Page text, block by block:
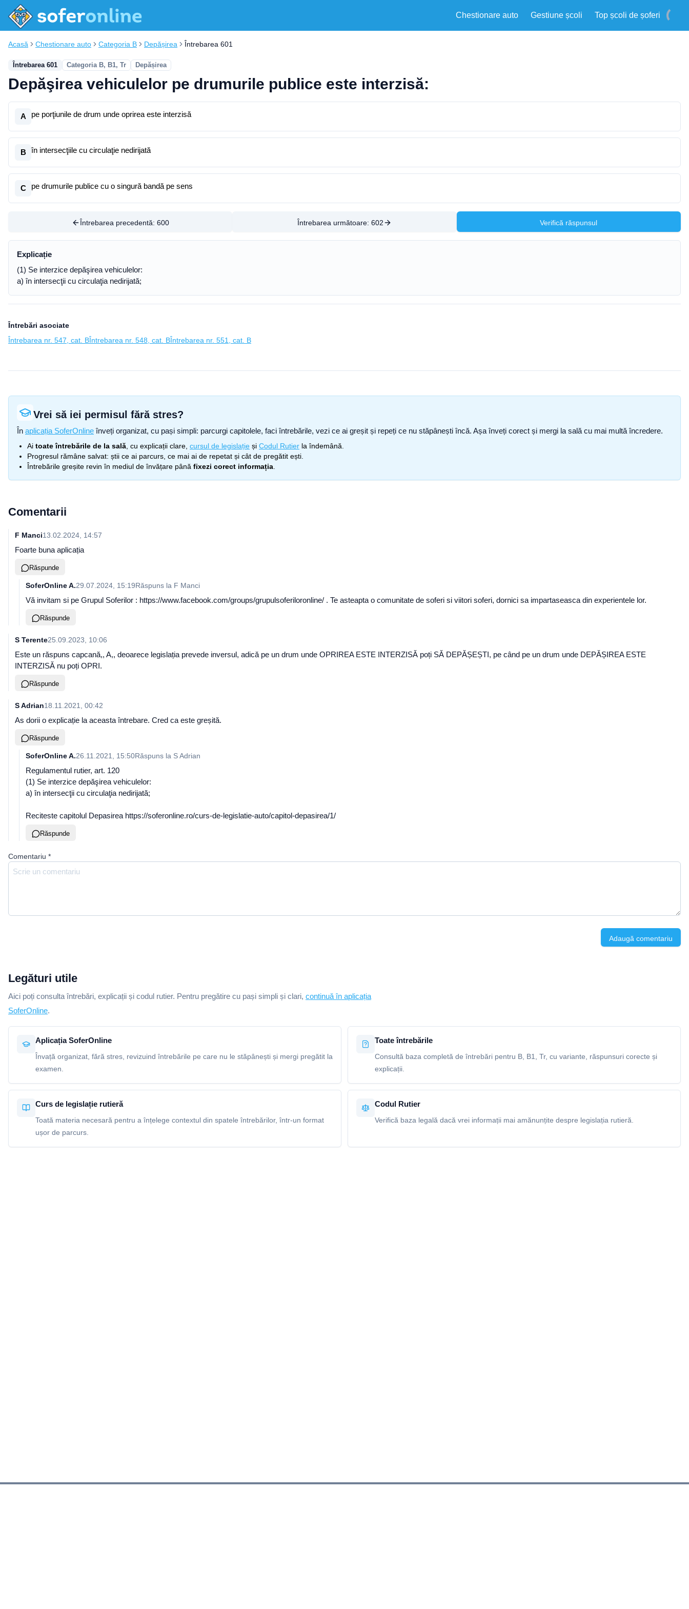
Chestionare auto Gestiune școli Top școli de șoferi
Acasă Chestionare auto Categoria B Depășirea Întrebarea 601
Întrebarea 601 Categoria B, B1, Tr Depășirea
Depăşirea vehiculelor pe drumurile publice este interzisă:
A pe porţiunile de drum unde oprirea este interzisă
B în intersecţiile cu circulaţie nedirijată
C pe drumurile publice cu o singură bandă pe sens
Întrebarea precedentă: 600 Întrebarea următoare: 602 Verifică răspunsul
Explicație
(1) Se interzice depăşirea vehiculelor:
a) în intersecţii cu circulaţia nedirijată;
Întrebări asociate
Întrebarea nr. 547, cat. BÎntrebarea nr. 548, cat. BÎntrebarea nr. 551, cat. B
Vrei să iei permisul fără stres?
În aplicația SoferOnline înveți organizat, cu pași simpli: parcurgi capitolele, faci întrebările, vezi ce ai greșit și repeți ce nu stăpânești încă. Așa înveți corect și mergi la sală cu mai multă încredere.
Ai toate întrebările de la sală , cu explicații clare, cursul de legislație și Codul Rutier la îndemână.
Progresul rămâne salvat: știi ce ai parcurs, ce mai ai de repetat și cât de pregătit ești.
Întrebările greșite revin în mediul de învățare până fixezi corect informația
Comentarii
F Manci13.02.2024, 14:57
Foarte buna aplicația
Răspunde
SoferOnline A.29.07.2024, 15:19Răspuns la F Manci
Vă invitam si pe Grupul Soferilor : https://www.facebook.com/groups/grupulsoferiloronline/ . Te asteapta o comunitate de soferi si viitori soferi, dornici sa impartaseasca din experientele lor.
Răspunde
S Terente25.09.2023, 10:06
Este un răspuns capcană,, A,, deoarece legislația prevede inversul, adică pe un drum unde OPRIREA ESTE INTERZISĂ poți SĂ DEPĂȘEȘTI, pe când pe un drum unde DEPĂȘIREA ESTE
INTERZISĂ nu poți OPRI.
Răspunde
S Adrian18.11.2021, 00:42
As dorii o explicație la aceasta întrebare. Cred ca este greșită.
Răspunde
SoferOnline A.26.11.2021, 15:50Răspuns la S Adrian
Regulamentul rutier, art. 120
(1) Se interzice depăşirea vehiculelor:
a) în intersecţii cu circulaţia nedirijată;
Reciteste capitolul Depasirea https://soferonline.ro/curs-de-legislatie-auto/capitol-depasirea/1/
Răspunde
Comentariu *
Adaugă comentariu
Legături utile
Aici poți consulta întrebări, explicații și codul rutier. Pentru pregătire cu pași simpli și clari, continuă în aplicația
SoferOnline.
Aplicația SoferOnline
Învață organizat, fără stres, revizuind întrebările pe care nu le stăpânești și mergi pregătit la
examen.
Toate întrebările
Consultă baza completă de întrebări pentru B, B1, Tr, cu variante, răspunsuri corecte și
explicații.
Curs de legislație rutieră
Toată materia necesară pentru a înțelege contextul din spatele întrebărilor, într-un format
ușor de parcurs.
Codul Rutier
Verifică baza legală dacă vrei informații mai amănunțite despre legislația rutieră.